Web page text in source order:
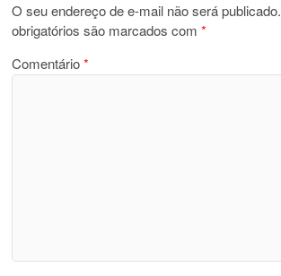
O seu endereço de e-mail não será publicado.
obrigatórios são marcados com*
Comentário*